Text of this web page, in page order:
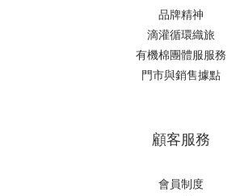
品牌精神
滴灌循環織旅
有機棉團體服服務
門市與銷售據點
顧客服務
會員制度